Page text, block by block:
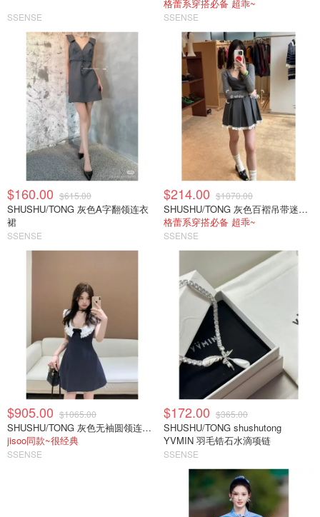
SSENSE
格蕾系穿搭必备 超乖~
SSENSE
$160.00 $615.00
SHUSHU/TONG 灰色A字翻领连衣
裙
SSENSE
$214.00 $1070.00
SHUSHU/TONG 灰色百褶吊带迷你连衣裙
格蕾系穿搭必备 超乖~
SSENSE
$905.00 $1065.00
SHUSHU/TONG 灰色无袖圆领连衣裙
jisoo同款~很经典
SSENSE
$172.00 $365.00
SHUSHU/TONG shushutong
YVMIN 羽毛锆石水滴项链
SSENSE